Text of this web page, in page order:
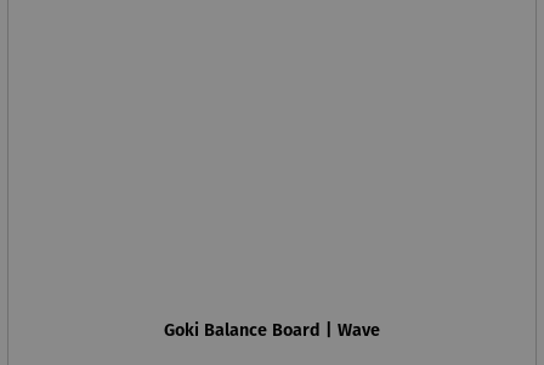
Goki Balance Board | Wave